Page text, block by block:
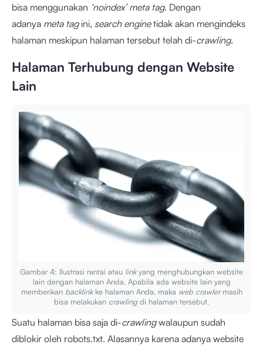
bisa menggunakan ‘noindex’ meta tag. Dengan
adanya meta tagini, search enginetidak akan mengindeks
halaman meskipun halaman tersebut telah di-crawling.
Halaman Terhubung dengan Website
Lain
Gambar 4: Ilustrasi rantai atau linkyang menghubungkan website
lain dengan halaman Anda. Apabila ada website lain yang
memberikan backlinkke halaman Anda, maka web crawlermasih
bisa melakukan crawling di halaman tersebut.
Suatu halaman bisa saja di-crawlingwalaupun sudah
diblokir oleh robots.txt. Alasannya karena adanya website